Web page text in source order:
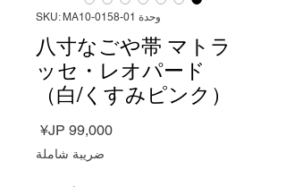
وحدة SKU: MA10-0158-01
八寸なごや帯 マトラ
ッセ・レオパード
（白/くすみピンク）
السعر
ضريبة شاملة